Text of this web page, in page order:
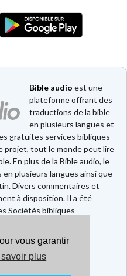
vous garantir
savoir plus
Bible audio est une
plateforme offrant des
traductions de la bible
en plusieurs langues et
gratuites services bibliques
projet, tout le monde peut lire
En plus de la Bible audio, le
plusieurs langues ainsi que
Divers commentaires et
à disposition. Il a été
Sociétés bibliques